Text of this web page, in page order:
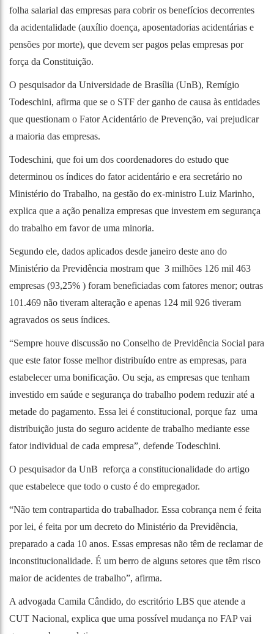
folha salarial das empresas para cobrir os benefícios decorrentes
da acidentalidade (auxílio doença, aposentadorias acidentárias e
pensões por morte), que devem ser pagos pelas empresas por
força da Constituição.
O pesquisador da Universidade de Brasília (UnB), Remígio
Todeschini, afirma que se o STF der ganho de causa às entidades
que questionam o Fator Acidentário de Prevenção, vai prejudicar
a maioria das empresas.
Todeschini, que foi um dos coordenadores do estudo que
determinou os índices do fator acidentário e era secretário no
Ministério do Trabalho, na gestão do ex-ministro Luiz Marinho,
explica que a ação penaliza empresas que investem em segurança
do trabalho em favor de uma minoria.
Segundo ele, dados aplicados desde janeiro deste ano do
Ministério da Previdência mostram que 3 milhões 126 mil 463
empresas (93,25% ) foram beneficiadas com fatores menor; outras
101.469 não tiveram alteração e apenas 124 mil 926 tiveram
agravados os seus índices.
“Sempre houve discussão no Conselho de Previdência Social para
que este fator fosse melhor distribuído entre as empresas, para
estabelecer uma bonificação. Ou seja, as empresas que tenham
investido em saúde e segurança do trabalho podem reduzir até a
metade do pagamento. Essa lei é constitucional, porque faz uma
distribuição justa do seguro acidente de trabalho mediante esse
fator individual de cada empresa”, defende Todeschini.
O pesquisador da UnB reforça a constitucionalidade do artigo
que estabelece que todo o custo é do empregador.
“Não tem contrapartida do trabalhador. Essa cobrança nem é feita
por lei, é feita por um decreto do Ministério da Previdência,
preparado a cada 10 anos. Essas empresas não têm de reclamar de
inconstitucionalidade. É um berro de alguns setores que têm risco
maior de acidentes de trabalho”, afirma.
A advogada Camila Cândido, do escritório LBS que atende a
CUT Nacional, explica que uma possível mudança no FAP vai